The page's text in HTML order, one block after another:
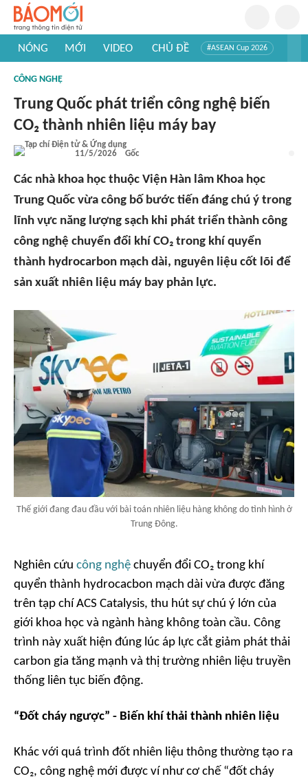
NÓNG MỚI VIDEO CHỦ ĐỀ #ASEAN Cup 2026
#Khám phá thế giới
CÔNG NGHỆ
Trung Quốc phát triển công nghệ biến
CO₂ thành nhiên liệu máy bay
11/5/2026 Gốc
Các nhà khoa học thuộc Viện Hàn lâm Khoa học
Trung Quốc vừa công bố bước tiến đáng chú ý trong
lĩnh vực năng lượng sạch khi phát triển thành công
công nghệ chuyển đổi khí CO₂ trong khí quyển
thành hydrocarbon mạch dài, nguyên liệu cốt lõi để
sản xuất nhiên liệu máy bay phản lực.
Thế giới đang đau đầu với bài toán nhiên liệu hàng không do tình hình ở
Trung Đông.
Nghiên cứu công nghệ chuyển đổi CO₂ trong khí
quyển thành hydrocacbon mạch dài vừa được đăng
trên tạp chí ACS Catalysis, thu hút sự chú ý lớn của
giới khoa học và ngành hàng không toàn cầu. Công
trình này xuất hiện đúng lúc áp lực cắt giảm phát thải
carbon gia tăng mạnh và thị trường nhiên liệu truyền
thống liên tục biến động.
“Đốt cháy ngược” - Biến khí thải thành nhiên liệu
Khác với quá trình đốt nhiên liệu thông thường tạo ra
CO₂, công nghệ mới được ví như cơ chế “đốt cháy